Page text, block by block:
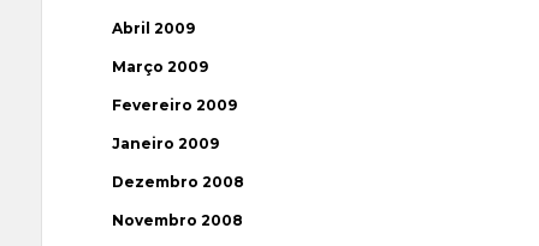
Abril 2009
Março 2009
Fevereiro 2009
Janeiro 2009
Dezembro 2008
Novembro 2008